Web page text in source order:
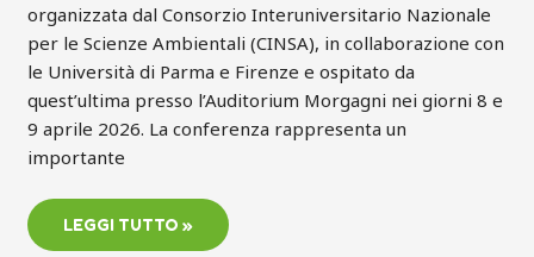
organizzata dal Consorzio Interuniversitario Nazionale
per le Scienze Ambientali (CINSA), in collaborazione con
le Università di Parma e Firenze e ospitato da
quest’ultima presso l’Auditorium Morgagni nei giorni 8 e
9 aprile 2026. La conferenza rappresenta un
importante
LEGGI TUTTO »